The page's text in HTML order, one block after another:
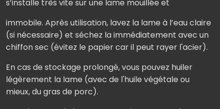
s’installe très vite sur une lame mouillée et
immobile. Après utilisation, lavez la lame à l’eau claire
(si nécessaire) et séchez la immédiatement avec un
chiffon sec (évitez le papier car il peut rayer l'acier).
En cas de stockage prolongé, vous pouvez huiler
légèrement la lame (avec de l'huile végétale ou
mieux, du gras de porc).